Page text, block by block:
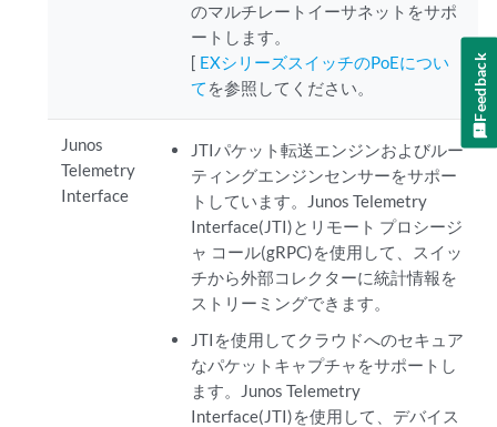
のマルチレートイーサネットをサポ
ートします。
[ EXシリーズスイッチのPoEについ
て を参照してください。
Junos
Telemetry
Interface
JTIパケット転送エンジンおよびルー
ティングエンジンセンサーをサポー
トしています。Junos Telemetry
Interface(JTI)とリモート プロシージ
ャ コール(gRPC)を使用して、スイッ
チから外部コレクターに統計情報を
ストリーミングできます。
JTIを使用してクラウドへのセキュア
なパケットキャプチャをサポートし
ます。Junos Telemetry
Interface(JTI)を使用して、デバイス
Feedback